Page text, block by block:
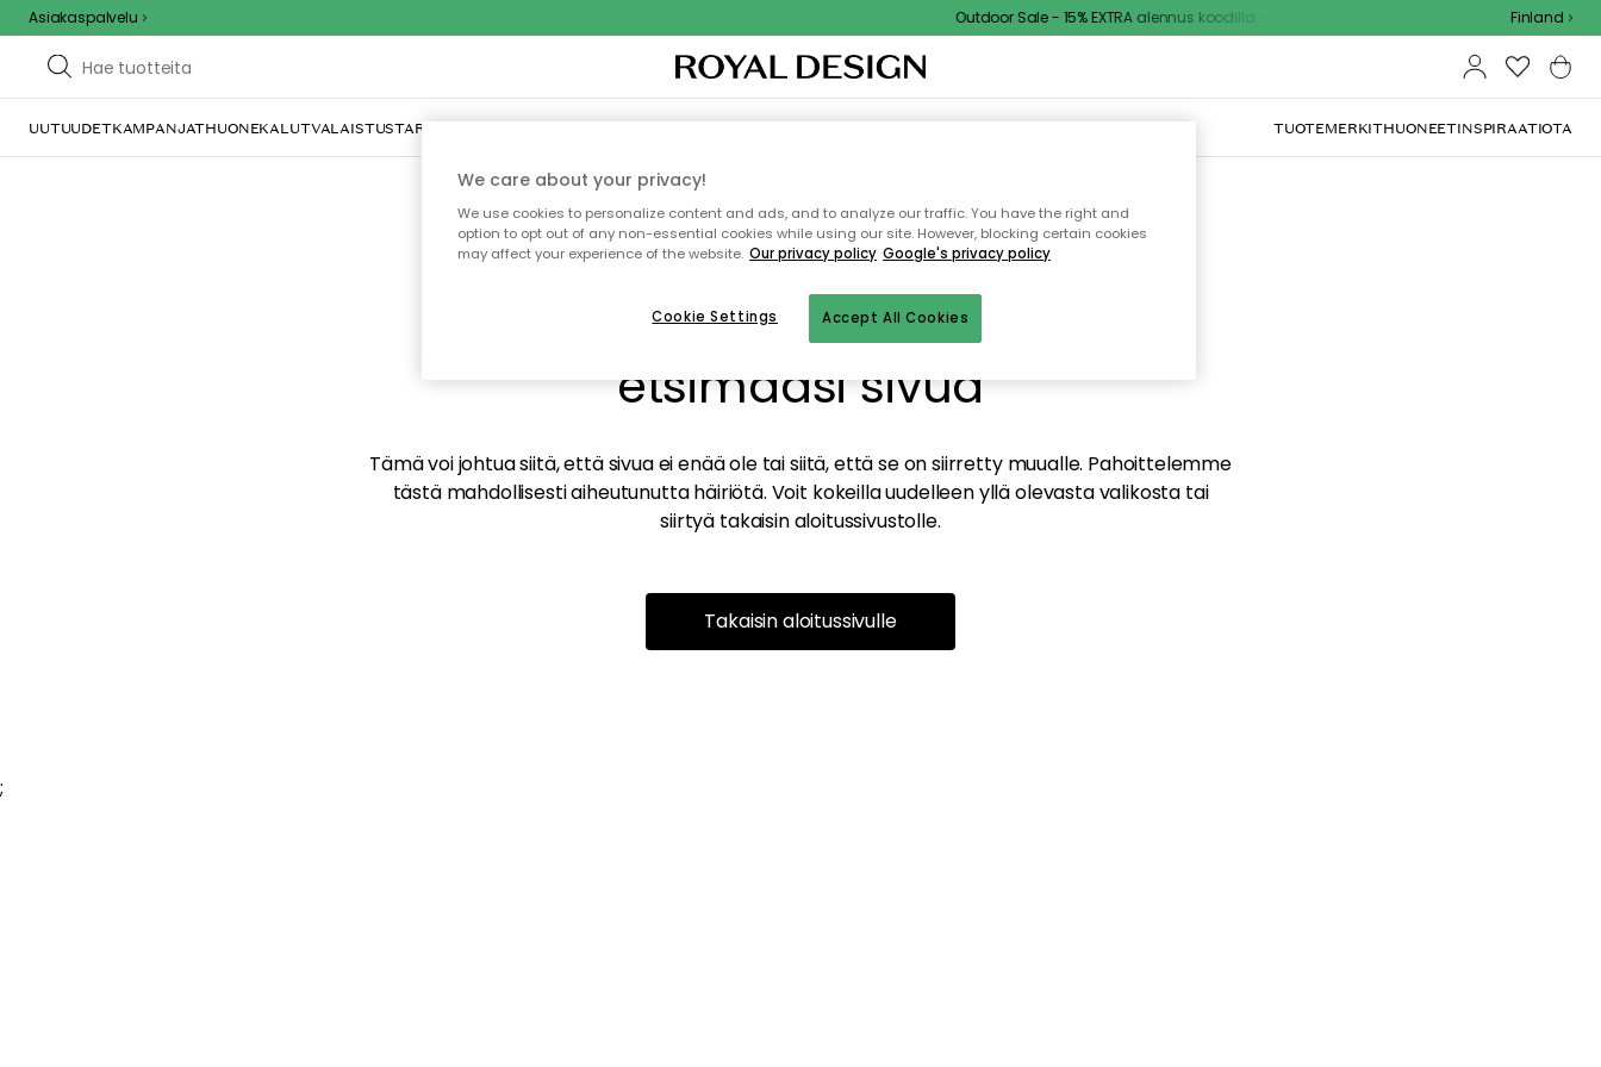
Asiakaspalvelu Outdoor Sale - 15% EXTRA alennus koodilla Finland
UUTUUDETKAMPANJATHUONEKALUTVALAISTUSTARJOILU JA KATTAUSSISUSTUSTEKSTIILIT & MATOTKEITTIÖSÄILYTYSULKOKALUSTEET TUOTEMERKITHUONEETINSPIRAATIOTA
Emme valitettavasti löydä
etsimääsi sivua
Tämä voi johtua siitä, että sivua ei enää ole tai siitä, että se on siirretty muualle. Pahoittelemme
tästä mahdollisesti aiheutunutta häiriötä. Voit kokeilla uudelleen yllä olevasta valikosta tai
siirtyä takaisin aloitussivustolle.
Takaisin aloitussivulle
;
We care about your privacy!
We use cookies to personalize content and ads, and to analyze our traffic. You have the right and
option to opt out of any non-essential cookies while using our site. However, blocking certain cookies
may affect your experience of the website. Our privacy policy Google's privacy policy
Accept All Cookies
Cookie Settings